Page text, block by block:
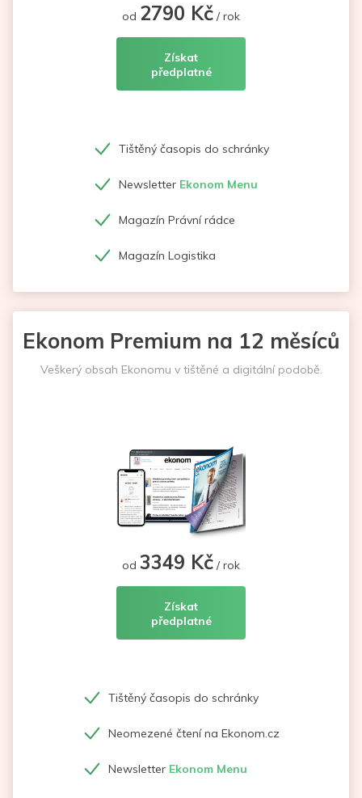
od 2790 Kč / rok
Získat
předplatné
Tištěný časopis do schránky
Newsletter Ekonom Menu
Magazín Právní rádce
Magazín Logistika
Ekonom Premium na 12 měsíců
Veškerý obsah Ekonomu v tištěné a digitální podobě.
od 3349 Kč / rok
Získat
předplatné
Tištěný časopis do schránky
Neomezené čtení na Ekonom.cz
Newsletter Ekonom Menu